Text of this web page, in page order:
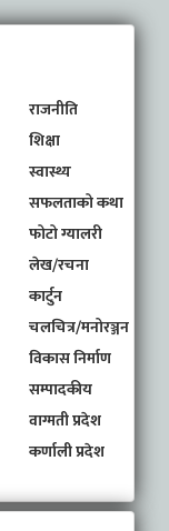
राजनीति
शिक्षा
स्वास्थ्य
सफलताको कथा
फोटो ग्यालरी
लेख/रचना
कार्टुन
चलचित्र/मनोरञ्जन
विकास निर्माण
सम्पादकीय
वाग्मती प्रदेश
कर्णाली प्रदेश